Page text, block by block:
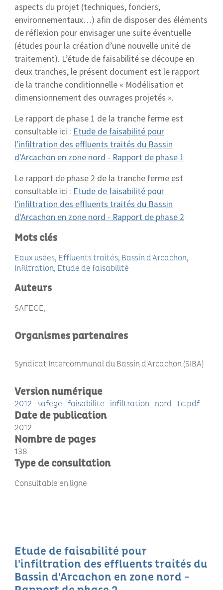
aspects du projet (techniques, fonciers,
environnementaux…) afin de disposer des éléments
de réflexion pour envisager une suite éventuelle
(études pour la création d’une nouvelle unité de
traitement). L’étude de faisabilité se découpe en
deux tranches, le présent document est le rapport
de la tranche conditionnelle « Modélisation et
dimensionnement des ouvrages projetés ».
Le rapport de phase 1 de la tranche ferme est
consultable ici : Etude de faisabilité pour
l'infiltration des effluents traités du Bassin
d'Arcachon en zone nord - Rapport de phase 1
Le rapport de phase 2 de la tranche ferme est
consultable ici : Etude de faisabilité pour
l'infiltration des effluents traités du Bassin
d'Arcachon en zone nord - Rapport de phase 2
Mots clés
Eaux usées Effluents traités Bassin d'Arcachon
Infiltration Etude de faisabilité
Auteurs
SAFEGE
Organismes partenaires
Syndicat Intercommunal du Bassin d'Arcachon (SIBA)
Version numérique
2012_safege_faisabilite_infiltration_nord_tc.pdf
Date de publication
2012
Nombre de pages
138
Type de consultation
Consultable en ligne
Etude de faisabilité pour
l'infiltration des effluents traités du
Bassin d'Arcachon en zone nord -